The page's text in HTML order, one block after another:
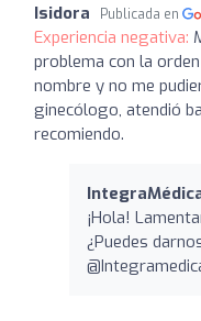
Isidora Publicada en
Experiencia negativa:
problema con la
nombre y no me
ginecólogo, atendió
recomiendo.
¡Hola!
¿Puedes